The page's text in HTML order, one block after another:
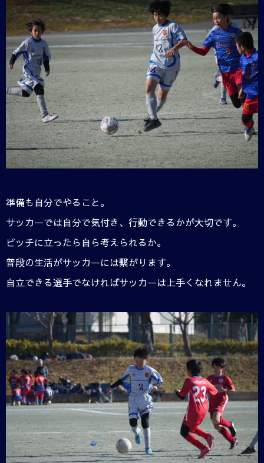
準備も自分でやること。
サッカーでは自分で気付き、行動できるかが大切です。
ピッチに立ったら自ら考えられるか。
普段の生活がサッカーには繋がります。
自立できる選手でなければサッカーは上手くなれません。